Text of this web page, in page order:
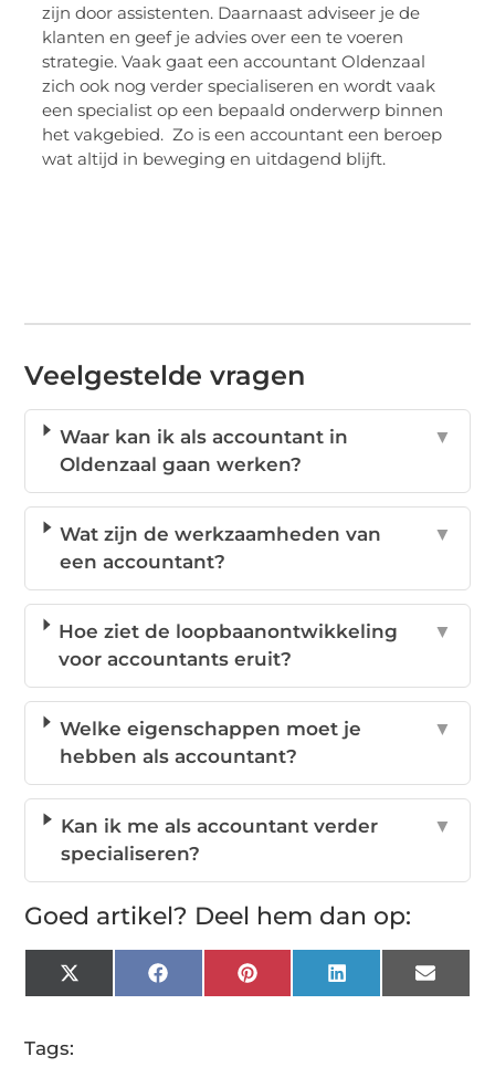
zijn door assistenten. Daarnaast adviseer je de
klanten en geef je advies over een te voeren
strategie. Vaak gaat een accountant Oldenzaal
zich ook nog verder specialiseren en wordt vaak
een specialist op een bepaald onderwerp binnen
het vakgebied. Zo is een accountant een beroep
wat altijd in beweging en uitdagend blijft.
Veelgestelde vragen
Waar kan ik als accountant in
Oldenzaal gaan werken?
▼
Wat zijn de werkzaamheden van
een accountant?
▼
Hoe ziet de loopbaanontwikkeling
voor accountants eruit?
▼
Welke eigenschappen moet je
hebben als accountant?
▼
Kan ik me als accountant verder
specialiseren?
▼
Goed artikel? Deel hem dan op:
X
(Twitter)
FacebookPinterestLinkedInEmail
Tags: